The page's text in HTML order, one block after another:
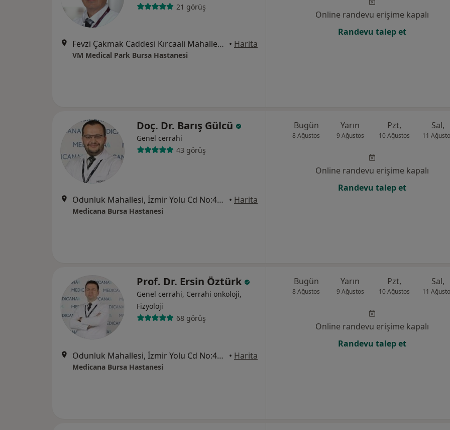
21 görüş
Fevzi Çakmak Caddesi Kırcaali Mahallesi No:76 Osmangazi, Bursa • Harita
VM Medical Park Bursa Hastanesi
Online randevu erişime kapalı
Randevu talep et
Doç. Dr. Barış Gülcü
Genel cerrahi
43 görüş
Odunluk Mahallesi, İzmir Yolu Cd No:41, Nilüfer • Harita
Medicana Bursa Hastanesi
Bugün
8 Ağustos
Yarın
9 Ağustos
Pzt,
10 Ağustos
Sal,
11
Online randevu erişime kapalı
Randevu talep et
Prof. Dr. Ersin Öztürk
Genel cerrahi, Cerrahi onkoloji,
Fizyoloji
68 görüş
Odunluk Mahallesi, İzmir Yolu Cd No:41, Nilüfer • Harita
Medicana Bursa Hastanesi
Bugün
8 Ağustos
Yarın
9 Ağustos
Pzt,
10 Ağustos
Sal,
11
Online randevu erişime kapalı
Randevu talep et